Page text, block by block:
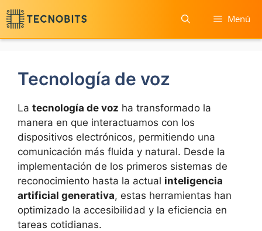
Saltar
al
contenido
Menú
Tecnología de voz
La tecnología de voz ha transformado la
manera en que interactuamos con los
dispositivos electrónicos, permitiendo una
comunicación más fluida y natural. Desde la
implementación de los primeros sistemas de
reconocimiento hasta la actual inteligencia
artificial generativa, estas herramientas han
optimizado la accesibilidad y la eficiencia en
tareas cotidianas.